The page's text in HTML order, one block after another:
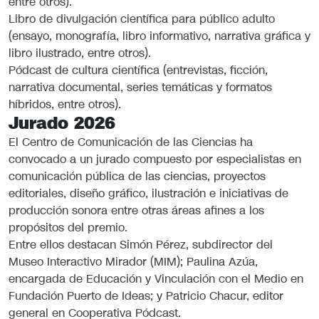
Libro de divulgación científica para público adulto
(ensayo, monografía, libro informativo, narrativa gráfica y
libro ilustrado, entre otros).
Pódcast de cultura científica (entrevistas, ficción,
narrativa documental, series temáticas y formatos
híbridos, entre otros).
Jurado 2026
El Centro de Comunicación de las Ciencias ha
convocado a un jurado compuesto por especialistas en
comunicación pública de las ciencias, proyectos
editoriales, diseño gráfico, ilustración e iniciativas de
producción sonora entre otras áreas afines a los
propósitos del premio.
Entre ellos destacan Simón Pérez, subdirector del
Museo Interactivo Mirador (MIM); Paulina Azúa,
encargada de Educación y Vinculación con el Medio en
Fundación Puerto de Ideas; y Patricio Chacur, editor
general en Cooperativa Pódcast.